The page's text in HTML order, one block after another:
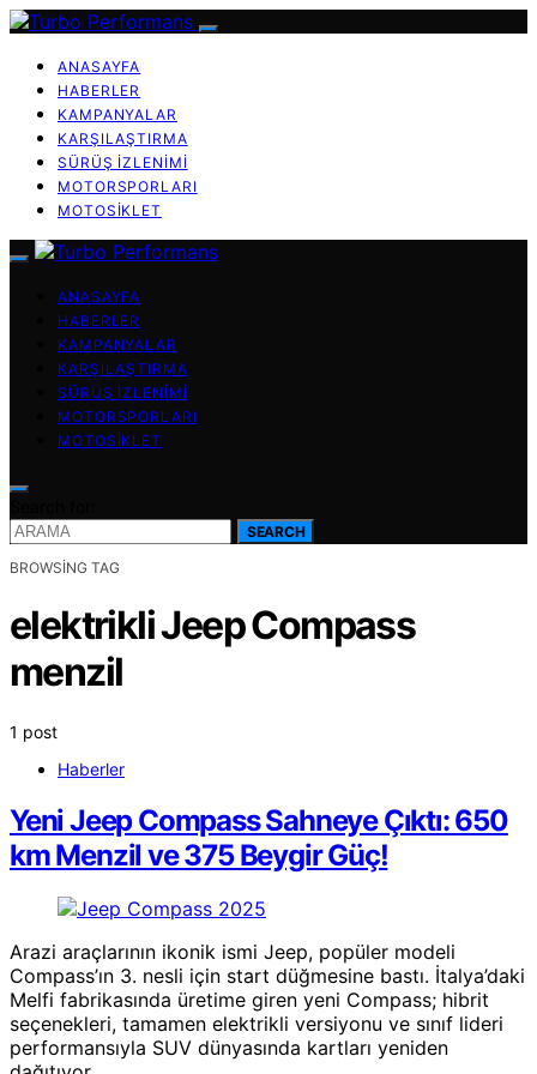
ANASAYFA
HABERLER
KAMPANYALAR
KARŞILAŞTIRMA
SÜRÜŞ İZLENIMI
MOTORSPORLARI
MOTOSIKLET
ANASAYFA
HABERLER
KAMPANYALAR
KARŞILAŞTIRMA
SÜRÜŞ İZLENIMI
MOTORSPORLARI
MOTOSIKLET
SEARCH
BROWSING TAG
elektrikli Jeep Compass
menzil
1 post
Haberler
Yeni Jeep Compass Sahneye Çıktı: 650
km Menzil ve 375 Beygir Güç!
Arazi araçlarının ikonik ismi Jeep, popüler modeli
Compass’ın 3. nesli için start düğmesine bastı. İtalya’daki
Melfi fabrikasında üretime giren yeni Compass; hibrit
seçenekleri, tamamen elektrikli versiyonu ve sınıf lideri
performansıyla SUV dünyasında kartları yeniden